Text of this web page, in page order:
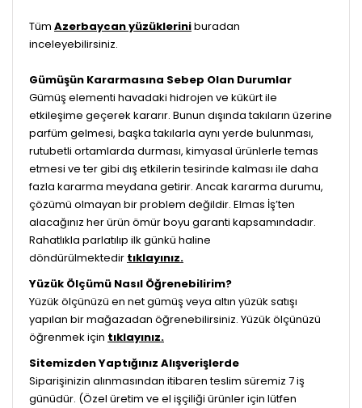
Tüm Azerbaycan yüzükleriniburadan
inceleyebilirsiniz.
Gümüşün Kararmasına Sebep Olan Durumlar
Gümüş elementi havadaki hidrojen ve kükürt ile
etkileşime geçerek kararır. Bunun dışında takıların üzerine
parfüm gelmesi, başka takılarla aynı yerde bulunması,
rutubetli ortamlarda durması, kimyasal ürünlerle temas
etmesi ve ter gibi dış etkilerin tesirinde kalması ile daha
fazla kararma meydana getirir. Ancak kararma durumu,
çözümü olmayan bir problem değildir. Elmas İş’ten
alacağınız her ürün ömür boyu garanti kapsamındadır.
Rahatlıkla parlatılıp ilk günkü haline
döndürülmektedir tıklayınız.
Yüzük Ölçümü Nasıl Öğrenebilirim?
Yüzük ölçünüzü en net gümüş veya altın yüzük satışı
yapılan bir mağazadan öğrenebilirsiniz. Yüzük ölçünüzü
öğrenmek için tıklayınız.
Sitemizden Yaptığınız Alışverişlerde
Siparişinizin alınmasından itibaren teslim süremiz 7 iş
günüdür. (Özel üretim ve el işçiliği ürünler için lütfen